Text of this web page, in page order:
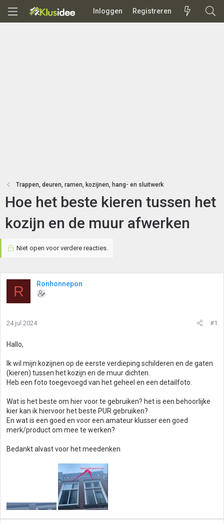
Inloggen Registreren
Trappen, deuren, ramen, kozijnen, hang- en sluitwerk
Hoe het beste kieren tussen het
kozijn en de muur afwerken
Niet open voor verdere reacties.
R Ronhonnepon
24 jul 2024 #1
Hallo,
Ik wil mijn kozijnen op de eerste verdieping schilderen en de gaten
(kieren) tussen het kozijn en de muur dichten.
Heb een foto toegevoegd van het geheel en een detailfoto.
Wat is het beste om hier voor te gebruiken? het is een behoorlijke
kier kan ik hiervoor het beste PUR gebruiken?
En wat is een goed en voor een amateur klusser een goed
merk/product om mee te werken?
Bedankt alvast voor het meedenken